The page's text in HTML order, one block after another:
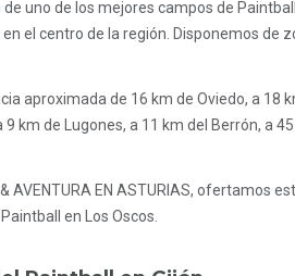
de uno de los mejores campos de
el centro de la región. Disponemos de
aproximada de 16 km de Oviedo, a 18
9 km de Lugones, a 11 km del Berrón, a
& AVENTURA EN ASTURIAS, ofertamos
Paintball en Los Oscos